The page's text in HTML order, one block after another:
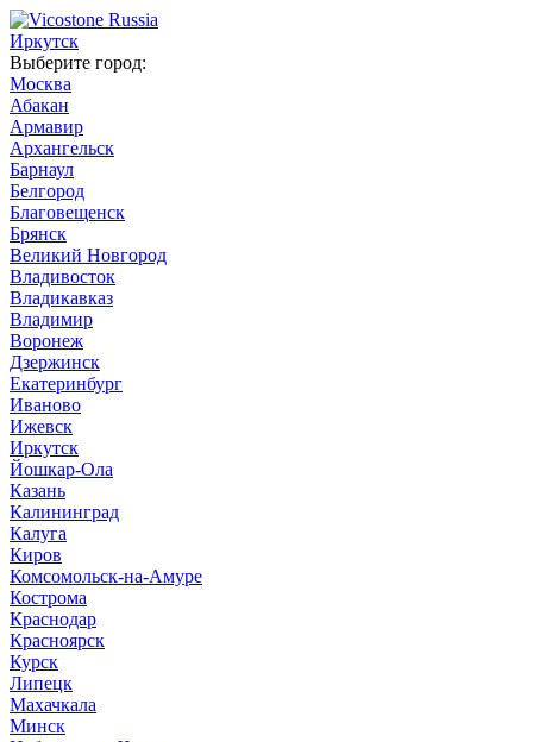
Иркутск
Выберите город:
Москва
Абакан
Армавир
Архангельск
Барнаул
Белгород
Благовещенск
Брянск
Великий Новгород
Владивосток
Владикавказ
Владимир
Воронеж
Дзержинск
Екатеринбург
Иваново
Ижевск
Иркутск
Йошкар-Ола
Казань
Калининград
Калуга
Киров
Комсомольск-на-Амуре
Кострома
Краснодар
Красноярск
Курск
Липецк
Махачкала
Минск